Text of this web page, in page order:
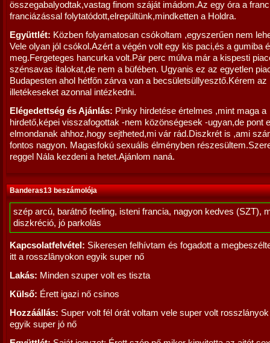
összegabalyodtak,vastag finom száját imádom.Az egy óra a
franciázással folytatódott,elrepültünk,mindketten a Holdra.
Együttlét: Közben folyamatosan csókoltam ,egyszerűen nem
Vele olyan jól csókol.Azért a végén volt egy kis paci,és a gumiba
meg.Fergeteges hancurka volt.Pár perc múlva már a kispesti
szénsavas italokat,de nem a büfében. Ugyanis ez az egyetlen
Budapesten ahol hétfőn zárva van a becsületsüllyesztő.Kérem az
illetékeseket azonnal intézkedni.
Elégedettség és Ajánlás: Pinky hirdetése értelmes ,mint maga a
hirdető,képei visszafogottak -nem közönségesek -ugyan,de pont
elmondanak ahhoz,hogy sejtheted,mi vár rád.Diszkrét is ,ami
fontos nagyon. Magasfokú sexuális élményben
reggel Nála kezdeni a hetet.Ajánlom naná.
Banderas13 beszámolója
szép arcú, barátnő feeling, isteni francia, nagyon kedves (SZT),
diszkréció, jó parkolás
Kapcsolatfelvétel: Sikeresen felhívtam és fogadott a
itt a rosszlânyokon egyik super nő
Lakás: Minden szuper volt es tiszta
Külső: Érett igazi nő csinos
Hozzáállás: Super volt fél órát voltam vele super volt
egyik super jó nő